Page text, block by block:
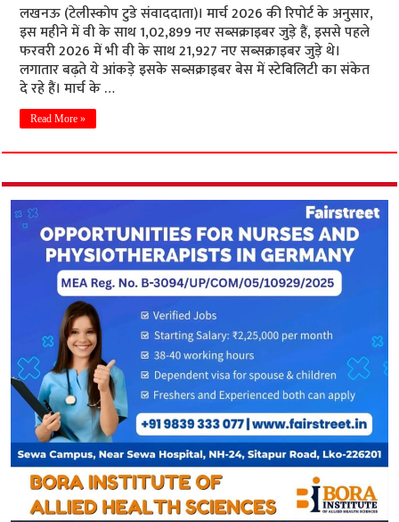
लखनऊ (टेलीस्कोप टुडे संवाददाता)। मार्च 2026 की रिपोर्ट के अनुसार,
इस महीने में वी के साथ 1,02,899 नए सब्सक्राइबर जुड़े हैं, इससे पहले
फरवरी 2026 में भी वी के साथ 21,927 नए सब्सक्राइबर जुड़े थे।
लगातार बढ़ते ये आंकड़े इसके सब्सक्राइबर बेस में स्टेबिलिटी का संकेत
दे रहे हैं। मार्च के …
Read More »